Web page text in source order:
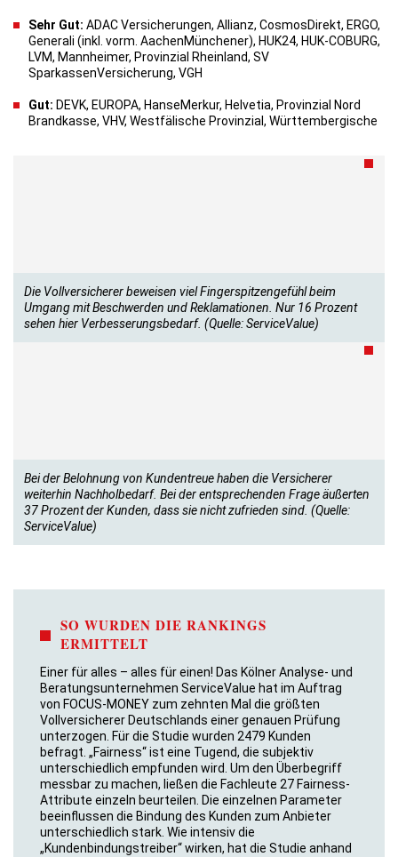
Sehr Gut: ADAC Versicherungen, Allianz, CosmosDirekt, ERGO,
Generali (inkl. vorm. AachenMünchener), HUK24, HUK-COBURG,
LVM, Mannheimer, Provinzial Rheinland, SV
SparkassenVersicherung, VGH
Gut: DEVK, EUROPA, HanseMerkur, Helvetia, Provinzial Nord
Brandkasse, VHV, Westfälische Provinzial, Württembergische
Die Vollversicherer beweisen viel Fingerspitzengefühl beim
Umgang mit Beschwerden und Reklamationen. Nur 16 Prozent
sehen hier Verbesserungsbedarf. (Quelle: ServiceValue)
Bei der Belohnung von Kundentreue haben die Versicherer
weiterhin Nachholbedarf. Bei der entsprechenden Frage äußerten
37 Prozent der Kunden, dass sie nicht zufrieden sind. (Quelle:
ServiceValue)
SO WURDEN DIE RANKINGS
ERMITTELT
Einer für alles – alles für einen! Das Kölner Analyse- und
Beratungsunternehmen ServiceValue hat im Auftrag
von FOCUS-MONEY zum zehnten Mal die größten
Vollversicherer Deutschlands einer genauen Prüfung
unterzogen. Für die Studie wurden 2479 Kunden
befragt. „Fairness“ ist eine Tugend, die subjektiv
unterschiedlich empfunden wird. Um den Überbegriff
messbar zu machen, ließen die Fachleute 27 Fairness-
Attribute einzeln beurteilen. Die einzelnen Parameter
beeinflussen die Bindung des Kunden zum Anbieter
unterschiedlich stark. Wie intensiv die
„Kundenbindungstreiber“ wirken, hat die Studie anhand